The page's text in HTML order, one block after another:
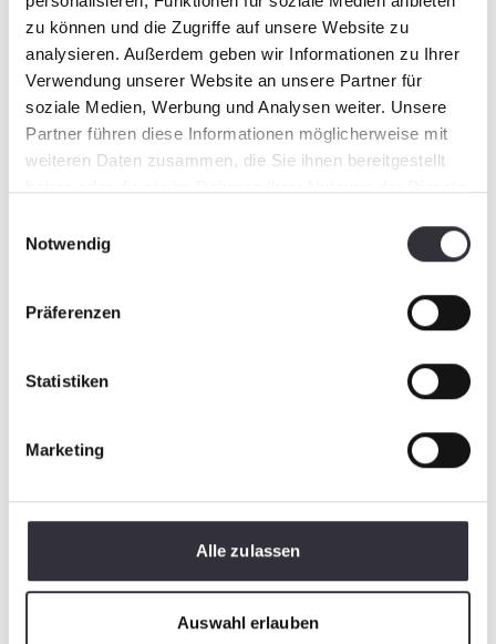
zu können und die Zugriffe auf unsere Website zu
analysieren. Außerdem geben wir Informationen zu Ihrer
Verwendung unserer Website an unsere Partner für
soziale Medien, Werbung und Analysen weiter. Unsere
Partner führen diese Informationen möglicherweise mit
weiteren Daten zusammen, die Sie ihnen bereitgestellt
Notwendig
Präferenzen
Statistiken
Marketing
Alle zulassen
Auswahl erlauben